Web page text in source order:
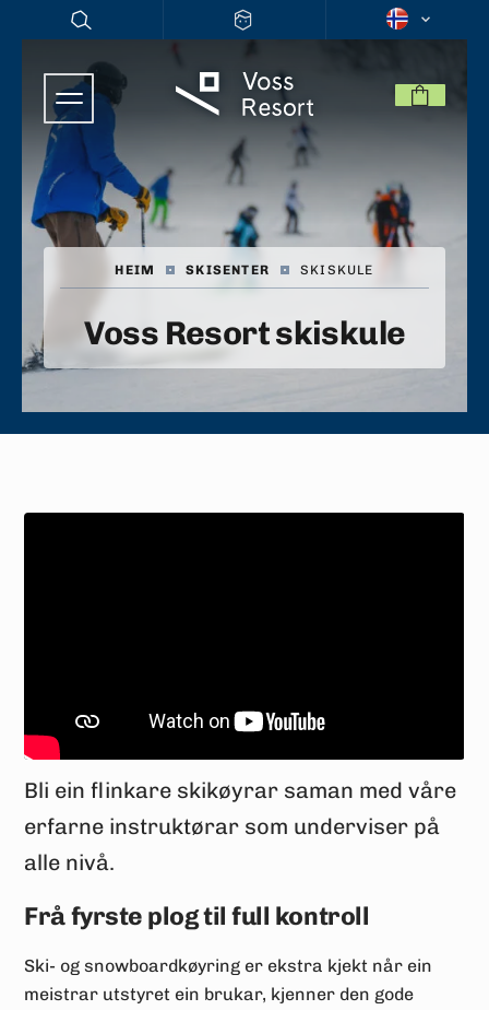
HEIM | SKISENTER | SKISKULE
Voss Resort skiskule
Bli ein flinkare skikøyrar saman med våre
erfarne instruktørar som underviser på
alle nivå.
Frå fyrste plog til full kontroll
Ski- og snowboardkøyring er ekstra kjekt når ein
meistrar utstyret ein brukar, kjenner den gode